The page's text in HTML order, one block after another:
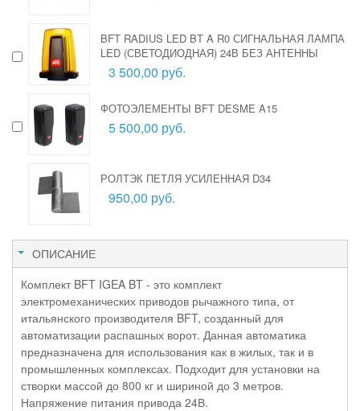
BFT RADIUS LED BT A R0 СИГНАЛЬНАЯ ЛАМПА
LED (СВЕТОДИОДНАЯ) 24В БЕЗ АНТЕННЫ
3 500,00 руб.
ФОТОЭЛЕМЕНТЫ BFT DESME A15
5 500,00 руб.
РОЛТЭК ПЕТЛЯ УСИЛЕННАЯ D34
950,00 руб.
ОПИСАНИЕ
Комплект BFT IGEA BT - это комплект
электромеханических приводов рычажного типа, от
итальянского производителя BFT, созданный для
автоматизации распашных ворот. Данная автоматика
предназначена для использования как в жилых, так и в
промышленных комплексах. Подходит для установки на
створки массой до 800 кг и шириной до 3 метров.
Напряжение питания привода 24В.